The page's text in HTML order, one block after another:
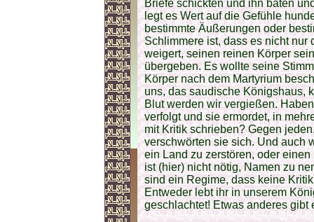
Briefe schickten und ihn baten
legt es Wert auf die Gefühle
bestimmte Äußerungen oder
Schlimmere ist, dass es nicht nur
weigert, seinen reinen Körper
übergeben. Es wollte seine
Körper nach dem Martyrium
uns, das saudische Königshaus,
Blut werden wir vergießen.
verfolgt und sie ermordet, in
mit Kritik schrieben? Gegen
verschwörten sie sich. Und auch
ein Land zu zerstören, oder
ist (hier) nicht nötig, Namen zu
sind ein Regime, dass keine
Entweder lebt ihr in unserem
geschlachtet! Etwas anderes gibt